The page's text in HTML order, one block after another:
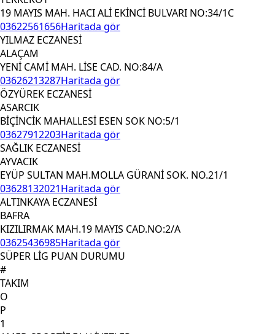
19 MAYIS MAH. HACI ALİ EKİNCİ BULVARI NO:34/1C
03622561656Haritada gör
YILMAZ ECZANESİ
ALAÇAM
YENİ CAMİ MAH. LİSE CAD. NO:84/A
03626213287Haritada gör
ÖZYÜREK ECZANESİ
ASARCIK
BİÇİNCİK MAHALLESİ ESEN SOK NO:5/1
03627912203Haritada gör
SAĞLIK ECZANESİ
AYVACIK
EYÜP SULTAN MAH.MOLLA GÜRANİ SOK. NO.21/1
03628132021Haritada gör
ALTINKAYA ECZANESİ
BAFRA
KIZILIRMAK MAH.19 MAYIS CAD.NO:2/A
03625436985Haritada gör
SÜPER LİG PUAN DURUMU
#
TAKIM
O
P
1